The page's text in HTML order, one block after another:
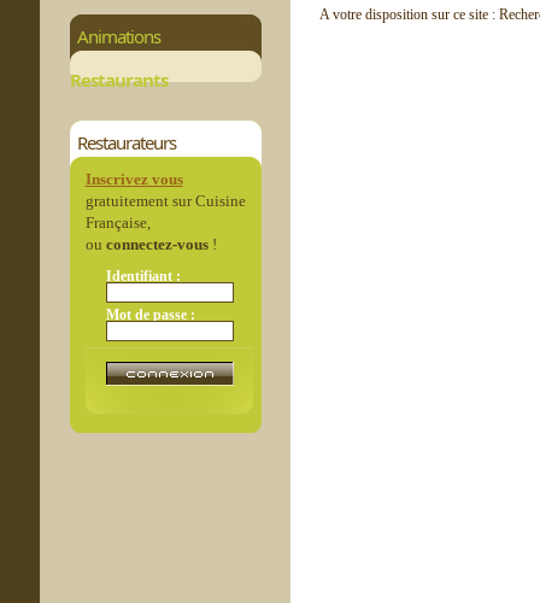
Animations
Restaurants
Restaurateurs
Inscrivez vous
gratuitement sur Cuisine
Française,
ou connectez-vous!
Identifiant :
Mot de passe :
A votre disposition sur ce site :